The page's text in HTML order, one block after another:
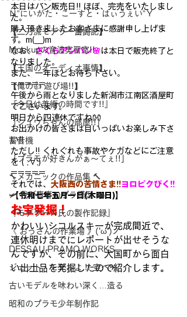
Ｎ”にいがた・こーすと・はぃうぇい”Ｙ
【二刀流モデラー奮闘記】
Mockupの音波実習室!!
【王国のオーディオ事情】
【俺の👍 遊び場!!】
『今日は美術の時間です!!』
「シュウちゃんの部屋!!」
蓄音機
「プラモが好きんがぁ～てぇ!!」
🔧メカニックの作品集 🔨
🛩 我が青春のプラ模型 🛥
『モデラーＮ氏の製作記録』
《 おっさんの作業場 》('ω')ノ
DESSAU PRAMO WORKS
ジェット・モデルよ !! 空へ✈
古いモデルを味わい深く…造る
昭和のプラモ少年制作記
本日はパン販売日!! ほぼ、完売をいたしまし
た。
購入頂きましたお客さまに感謝申し上げま
す。m(__)m
なお、さくらアンパン🌸は本日で販売終了と
なりました。
また、一年ほどお待ち下さい。
=====
午後から雨となりました新潟市江南区酒屋町
でございます。
明日から四連休ですね👐
お出かけの皆さまは目いっぱいお楽しみ下さ
い!!
ただし!! くれぐれも事故やケガなどにご注意
を ( ;∀;)
=====
それでは、 大阪西の苦情さま!!ヨロピクぴく!!
【令和七年五月一日(木曜日)】
お宝発掘！
かわいいシコルスキーが完成間近で、
連休明けまでにレポートが出せそうな
んですが、その前に、大国町から面白
い出土品を発掘したので紹介します。